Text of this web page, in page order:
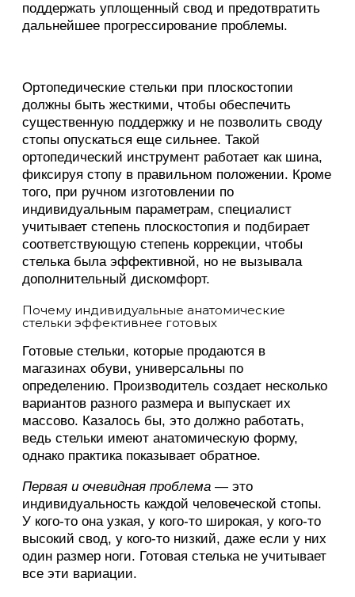
поддержать уплощенный свод и предотвратить
дальнейшее прогрессирование проблемы.
Ортопедические стельки при плоскостопии
должны быть жесткими, чтобы обеспечить
существенную поддержку и не позволить своду
стопы опускаться еще сильнее. Такой
ортопедический инструмент работает как шина,
фиксируя стопу в правильном положении. Кроме
того, при ручном изготовлении по
индивидуальным параметрам, специалист
учитывает степень плоскостопия и подбирает
соответствующую степень коррекции, чтобы
стелька была эффективной, но не вызывала
дополнительный дискомфорт.
Почему индивидуальные анатомические
стельки эффективнее готовых
Готовые стельки, которые продаются в
магазинах обуви, универсальны по
определению. Производитель создает несколько
вариантов разного размера и выпускает их
массово. Казалось бы, это должно работать,
ведь стельки имеют анатомическую форму,
однако практика показывает обратное.
Первая и очевидная проблема — это
индивидуальность каждой человеческой стопы.
У кого-то она узкая, у кого-то широкая, у кого-то
высокий свод, у кого-то низкий, даже если у них
один размер ноги. Готовая стелька не учитывает
все эти вариации.